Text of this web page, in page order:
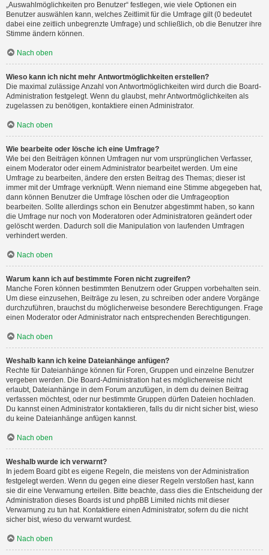
„Auswahlmöglichkeiten pro Benutzer“ festlegen, wie viele Optionen ein
Benutzer auswählen kann, welches Zeitlimit für die Umfrage gilt (0 bedeutet
dabei eine zeitlich unbegrenzte Umfrage) und schließlich, ob die Benutzer ihre
Stimme ändern können.
Nach oben
Wieso kann ich nicht mehr Antwortmöglichkeiten erstellen?
Die maximal zulässige Anzahl von Antwortmöglichkeiten wird durch die Board-
Administration festgelegt. Wenn du glaubst, mehr Antwortmöglichkeiten als
zugelassen zu benötigen, kontaktiere einen Administrator.
Nach oben
Wie bearbeite oder lösche ich eine Umfrage?
Wie bei den Beiträgen können Umfragen nur vom ursprünglichen Verfasser,
einem Moderator oder einem Administrator bearbeitet werden. Um eine
Umfrage zu bearbeiten, ändere den ersten Beitrag des Themas; dieser ist
immer mit der Umfrage verknüpft. Wenn niemand eine Stimme abgegeben hat,
dann können Benutzer die Umfrage löschen oder die Umfrageoption
bearbeiten. Sollte allerdings schon ein Benutzer abgestimmt haben, so kann
die Umfrage nur noch von Moderatoren oder Administratoren geändert oder
gelöscht werden. Dadurch soll die Manipulation von laufenden Umfragen
verhindert werden.
Nach oben
Warum kann ich auf bestimmte Foren nicht zugreifen?
Manche Foren können bestimmten Benutzern oder Gruppen vorbehalten sein.
Um diese einzusehen, Beiträge zu lesen, zu schreiben oder andere Vorgänge
durchzuführen, brauchst du möglicherweise besondere Berechtigungen. Frage
einen Moderator oder Administrator nach entsprechenden Berechtigungen.
Nach oben
Weshalb kann ich keine Dateianhänge anfügen?
Rechte für Dateianhänge können für Foren, Gruppen und einzelne Benutzer
vergeben werden. Die Board-Administration hat es möglicherweise nicht
erlaubt, Dateianhänge in dem Forum anzufügen, in dem du deinen Beitrag
verfassen möchtest, oder nur bestimmte Gruppen dürfen Dateien hochladen.
Du kannst einen Administrator kontaktieren, falls du dir nicht sicher bist, wieso
du keine Dateianhänge anfügen kannst.
Nach oben
Weshalb wurde ich verwarnt?
In jedem Board gibt es eigene Regeln, die meistens von der Administration
festgelegt werden. Wenn du gegen eine dieser Regeln verstoßen hast, kann
sie dir eine Verwarnung erteilen. Bitte beachte, dass dies die Entscheidung der
Administration dieses Boards ist und phpBB Limited nichts mit dieser
Verwarnung zu tun hat. Kontaktiere einen Administrator, sofern du die nicht
sicher bist, wieso du verwarnt wurdest.
Nach oben